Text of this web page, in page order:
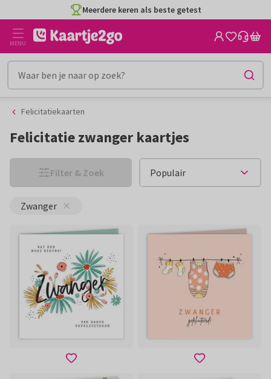
naar
inhoud
naar
het
filter
Meerdere keren als beste getest
MENU
Felicitatiekaarten
Felicitatie zwanger kaartjes
Filter & Zoek
Zwanger